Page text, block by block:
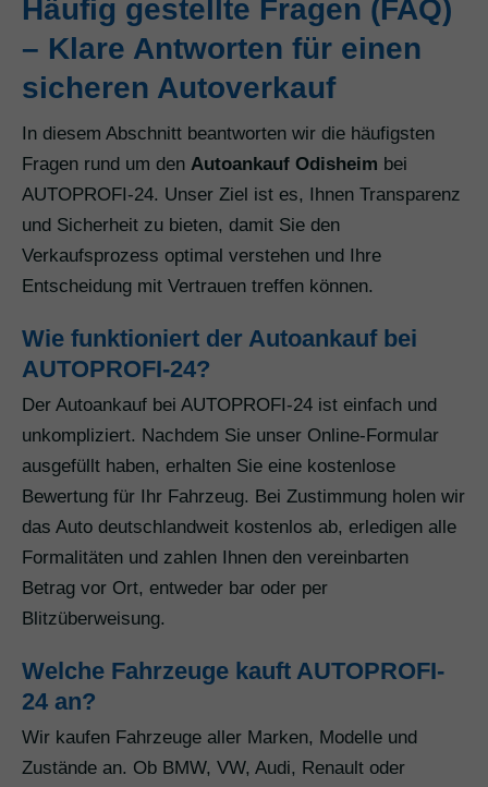
Häufig gestellte Fragen (FAQ)
– Klare Antworten für einen
sicheren Autoverkauf
In diesem Abschnitt beantworten wir die häufigsten
Fragen rund um den Autoankauf Odisheim bei
AUTOPROFI-24. Unser Ziel ist es, Ihnen Transparenz
und Sicherheit zu bieten, damit Sie den
Verkaufsprozess optimal verstehen und Ihre
Entscheidung mit Vertrauen treffen können.
Wie funktioniert der Autoankauf bei
AUTOPROFI-24?
Der Autoankauf bei AUTOPROFI-24 ist einfach und
unkompliziert. Nachdem Sie unser Online-Formular
ausgefüllt haben, erhalten Sie eine kostenlose
Bewertung für Ihr Fahrzeug. Bei Zustimmung holen wir
das Auto deutschlandweit kostenlos ab, erledigen alle
Formalitäten und zahlen Ihnen den vereinbarten
Betrag vor Ort, entweder bar oder per
Blitzüberweisung.
Welche Fahrzeuge kauft AUTOPROFI-
24 an?
Wir kaufen Fahrzeuge aller Marken, Modelle und
Zustände an. Ob BMW, VW, Audi, Renault oder